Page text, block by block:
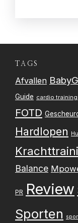
TAGS
Afvallen
Guide cardio training
FOTD
Hardlopen
Balance
PR Review
Sporten